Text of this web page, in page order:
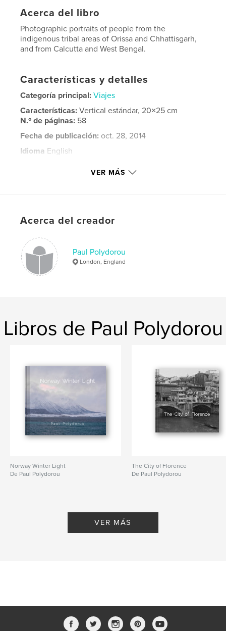
Acerca del libro
Photographic portraits of people from the
indigenous tribal areas of Orissa and Chhattisgarh,
and from Calcutta and West Bengal.
Características y detalles
Categoría principal: Viajes
Características:Vertical estándar, 20×25 cm
N.º de páginas: 58
Fecha de publicación: oct. 28, 2014
Idioma English
VER MÁS
Acerca del creador
Paul Polydorou
London, England
Libros de Paul Polydorou
Norway Winter Light
De Paul Polydorou
The City of Florence
De Paul Polydorou
VER MÁS